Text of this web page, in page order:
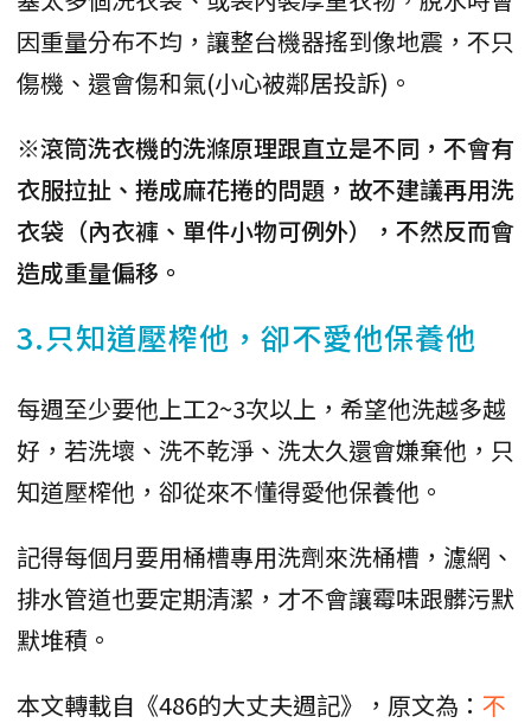
因重量分布不均，讓整台機器搖到像地震，不只
傷機、還會傷和氣(小心被鄰居投訴)。
※滾筒洗衣機的洗滌原理跟直立是不同，不會有
衣服拉扯、捲成麻花捲的問題，故不建議再用洗
衣袋（內衣褲、單件小物可例外），不然反而會
造成重量偏移。
3.只知道壓榨他，卻不愛他保養他
每週至少要他上工2~3次以上，希望他洗越多越
好，若洗壞、洗不乾淨、洗太久還會嫌棄他，只
知道壓榨他，卻從來不懂得愛他保養他。
記得每個月要用桶槽專用洗劑來洗桶槽，濾網、
排水管道也要定期清潔，才不會讓霉味跟髒污默
默堆積。
本文轉載自《486的大丈夫週記》，原文為： 不